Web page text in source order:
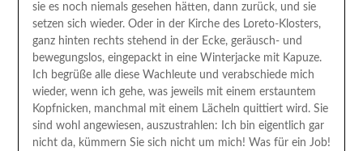
sie es noch niemals gesehen hätten, dann zurück, und sie
setzen sich wieder. Oder in der Kirche des Loreto-Klosters,
ganz hinten rechts stehend in der Ecke, geräusch- und
bewegungslos, eingepackt in eine Winterjacke mit Kapuze.
Ich begrüße alle diese Wachleute und verabschiede mich
wieder, wenn ich gehe, was jeweils mit einem erstauntem
Kopfnicken, manchmal mit einem Lächeln quittiert wird. Sie
sind wohl angewiesen, auszustrahlen: Ich bin eigentlich gar
nicht da, kümmern Sie sich nicht um mich! Was für ein Job!